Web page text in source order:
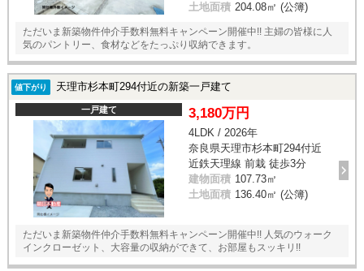
土地面積 204.08㎡ (公簿)
ただいま新築物件仲介手数料無料キャンペーン開催中!! 主婦の皆様に人
気のパントリー、食材などをたっぷり収納できます。
値下がり 天理市杉本町294付近の新築一戸建て
一戸建て 3,180万円
4LDK / 2026年
奈良県天理市杉本町294付近
近鉄天理線 前栽 徒歩3分
建物面積 107.73㎡
土地面積 136.40㎡ (公簿)
ただいま新築物件仲介手数料無料キャンペーン開催中!! 人気のウォーク
インクローゼット、大容量の収納ができて、お部屋もスッキリ!!